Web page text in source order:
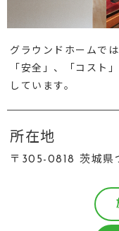
グラウンドホームで
「安全」、「コスト
しています。
所在地
〒305-0818 茨城県